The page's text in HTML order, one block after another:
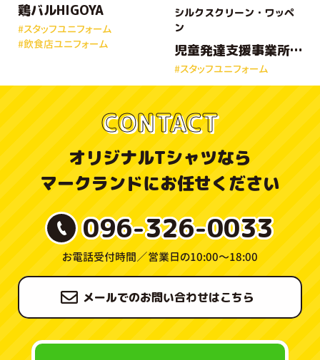
鶏バルHIGOYA
#スタッフユニフォーム
#飲食店ユニフォーム
シルクスクリーン
ワッペ
ン
児童発達支援事業所
うみうし 様
#スタッフユニフォーム
CONTACT
オリジナルTシャツなら
マークランドにお任せください
096-326-0033
お電話受付時間／営業日の10:00〜18:00
メールでのお問い合わせはこちら